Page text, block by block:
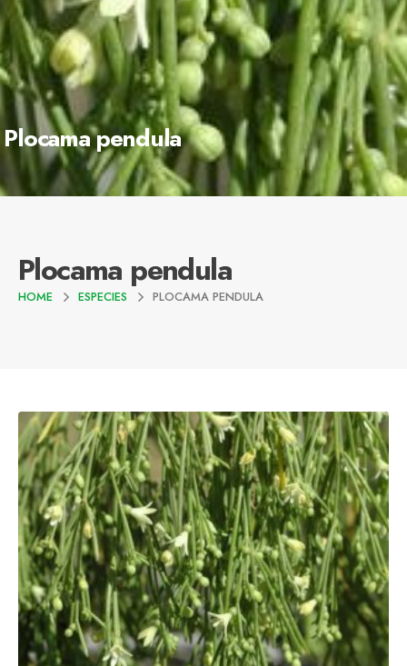
Plocama pendula
Plocama pendula
HOME ESPECIES PLOCAMA PENDULA